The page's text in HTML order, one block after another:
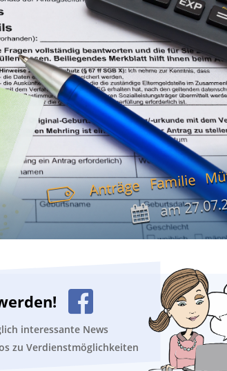
Anträge Familie
am
interessante News
zu Verdienstmöglichkeiten